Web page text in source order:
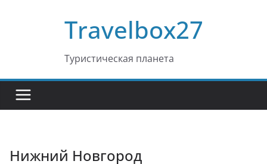
Travelbox27
Туристическая планета
Нижний Новгород